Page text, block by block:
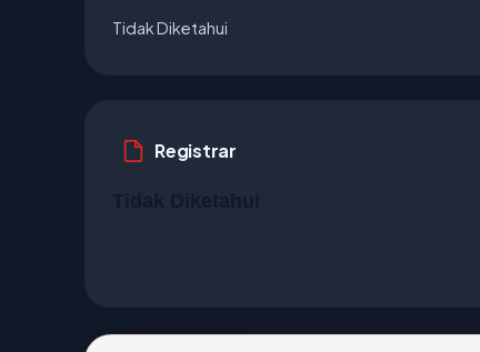
Tidak Diketahui
Registrar